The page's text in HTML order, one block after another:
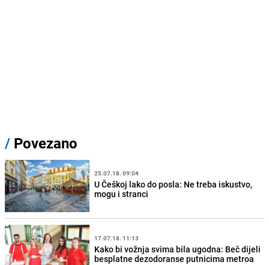
/ Povezano
25.07.18. 09:04
U Češkoj lako do posla: Ne treba iskustvo,
mogu i stranci
17.07.18. 11:13
Kako bi vožnja svima bila ugodna: Beč dijeli
besplatne dezodoranse putnicima metroa